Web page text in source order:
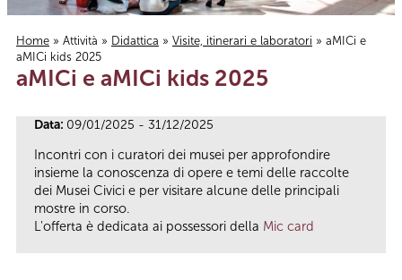
Tu sei qui
Home » Attività » Didattica » Visite, itinerari e laboratori » aMICi e
aMICi kids 2025
aMICi e aMICi kids 2025
Data: 09/01/2025 - 31/12/2025
Incontri con i curatori dei musei per approfondire
insieme la conoscenza di opere e temi delle raccolte
dei Musei Civici e per visitare alcune delle principali
mostre in corso.
L'offerta è dedicata ai possessori della Mic card